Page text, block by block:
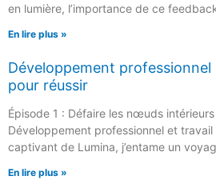
en lumière, l’importance de ce
En lire plus »
Développement
pour réussir
Épisode 1 : Défaire les nœuds
Développement professionnel et
captivant de Lumina, j’entame un
En lire plus »